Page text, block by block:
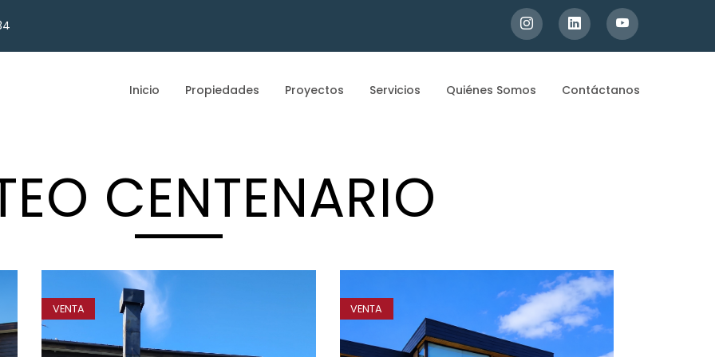
Inicio Propiedades Proyectos Servicios Quiénes Somos Contáctanos
CENTENARIO
VENTA VENTA